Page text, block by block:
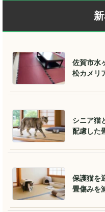
佐賀市水
松カメリ
シニア猫
配慮した
保護猫を
畳傷みを